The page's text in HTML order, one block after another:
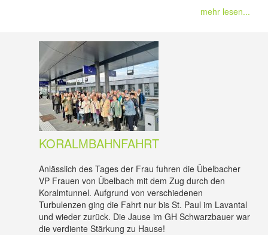
mehr lesen...
KORALMBAHNFAHRT
Anlässlich des Tages der Frau fuhren die Übelbacher
VP Frauen von Übelbach mit dem Zug durch den
Koralmtunnel. Aufgrund von verschiedenen
Turbulenzen ging die Fahrt nur bis St. Paul im Lavantal
und wieder zurück. Die Jause im GH Schwarzbauer war
die verdiente Stärkung zu Hause!